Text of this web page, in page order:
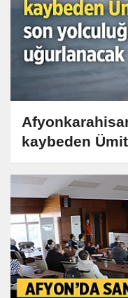
kaybeden
yolculuğuna